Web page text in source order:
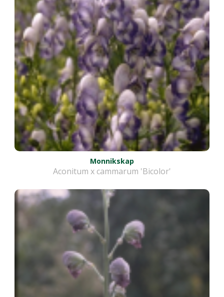
Monnikskap
Aconitum x cammarum 'Bicolor'